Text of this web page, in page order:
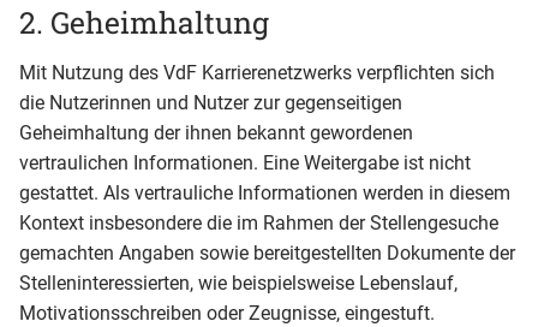
2. Geheimhaltung
Mit Nutzung des VdF Karrierenetzwerks verpflichten sich
die Nutzerinnen und Nutzer zur gegenseitigen
Geheimhaltung der ihnen bekannt gewordenen
vertraulichen Informationen. Eine Weitergabe ist nicht
gestattet. Als vertrauliche Informationen werden in diesem
Kontext insbesondere die im Rahmen der Stellengesuche
gemachten Angaben sowie bereitgestellten Dokumente der
Stelleninteressierten, wie beispielsweise Lebenslauf,
Motivationsschreiben oder Zeugnisse, eingestuft.